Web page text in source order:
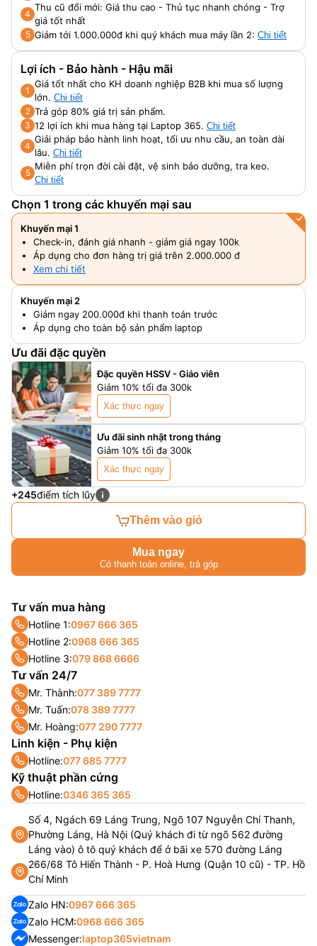
4
Thu cũ đổi mới: Giá thu cao - Thủ tục nhanh chóng - Trợ
giá tốt nhất
5 Giảm tới 1.000.000đ khi quý khách mua máy lần 2: Chi tiết
Lợi ích - Bảo hành - Hậu mãi
1
Giá tốt nhất cho KH doanh nghiệp B2B khi mua số lượng
lớn. Chi tiết
2 Trả góp 80% giá trị sản phẩm.
3 12 lợi ích khi mua hàng tại Laptop 365. Chi tiết
4
Giải pháp bảo hành linh hoạt, tối ưu nhu cầu, an toàn dài
lâu. Chi tiết
5
Miễn phí trọn đời cài đặt, vệ sinh bảo dưỡng, tra keo.
Chi tiết
Chọn 1 trong các khuyến mại sau
Khuyến mại 1
Check-in, đánh giá nhanh - giảm giá ngay 100k
Áp dụng cho đơn hàng trị giá trên 2.000.000 đ
Xem chi tiết
Khuyến mại 2
Giảm ngay 200.000đ khi thanh toán trước
Áp dụng cho toàn bộ sản phẩm laptop
Ưu đãi đặc quyền
Đặc quyền HSSV - Giáo viên
Giảm 10% tối đa 300k
Xác thực ngay
Ưu đãi sinh nhật trong tháng
Giảm 10% tối đa 300k
Xác thực ngay
+245điểm tích lũy
Thêm vào giỏ
Mua ngay
Có thanh toán online, trả góp
Tư vấn mua hàng
Hotline 1:0967 666 365
Hotline 2:0968 666 365
Hotline 3:079 868 6666
Tư vấn 24/7
Mr. Thành:077 389 7777
Mr. Tuấn:078 389 7777
Mr. Hoàng:077 290 7777
Linh kiện - Phụ kiện
Hotline:077 685 7777
Kỹ thuật phần cứng
Hotline:0346 365 365
Số 4, Ngách 69 Láng Trung, Ngõ 107 Nguyễn Chí Thanh,
Phường Láng, Hà Nội (Quý khách đi từ ngõ 562 đường
Láng vào) ô tô quý khách để ở bãi xe 570 đường Láng
266/68 Tô Hiến Thành - P. Hoà Hưng (Quận 10 cũ) - TP. Hồ
Chí Minh
Zalo HN:0967 666 365
Zalo HCM:0968 666 365
Messenger:laptop365vietnam